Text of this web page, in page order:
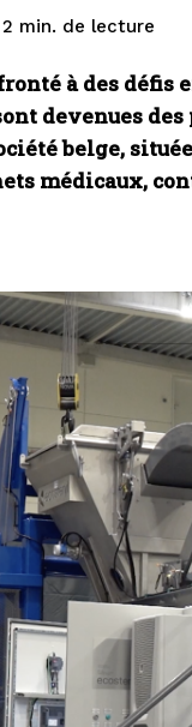
2 min. de lecture
à des
devenues
belge,
médicaux,